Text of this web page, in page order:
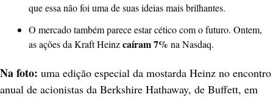
que essa não foi uma de suas ideias mais brilhantes.
O mercado também parece estar cético com o futuro. Ontem,
as ações da Kraft Heinz caíram 7% na Nasdaq.
Na foto: uma edição especial da mostarda Heinz no encontro
anual de acionistas da Berkshire Hathaway, de Buffett, em